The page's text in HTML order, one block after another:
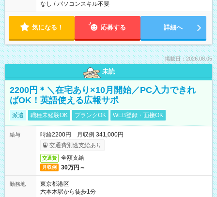
なし / パソコンスキル不要
気になる！ 応募する 詳細へ
掲載日：2026.08.05
未読
2200円＊＼在宅あり×10月開始／PC入力できれ
ばOK！英語使える広報サポ
派遣 職種未経験OK ブランクOK WEB登録・面接OK
給与
時給2200円 月収例 341,000円
交通費別途支給あり
交通費 全額支給
月収例 30万円～
勤務地
東京都港区
六本木駅から徒歩1分